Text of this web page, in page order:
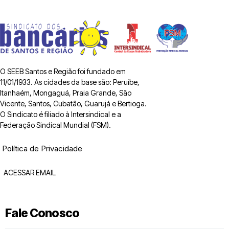
O SEEB Santos e Região foi fundado em
11/01/1933. As cidades da base são: Peruíbe,
Itanhaém, Mongaguá, Praia Grande, São
Vicente, Santos, Cubatão, Guarujá e Bertioga.
O Sindicato é filiado à Intersindical e a
Federação Sindical Mundial (FSM).
Política de Privacidade
ACESSAR EMAIL
Fale Conosco